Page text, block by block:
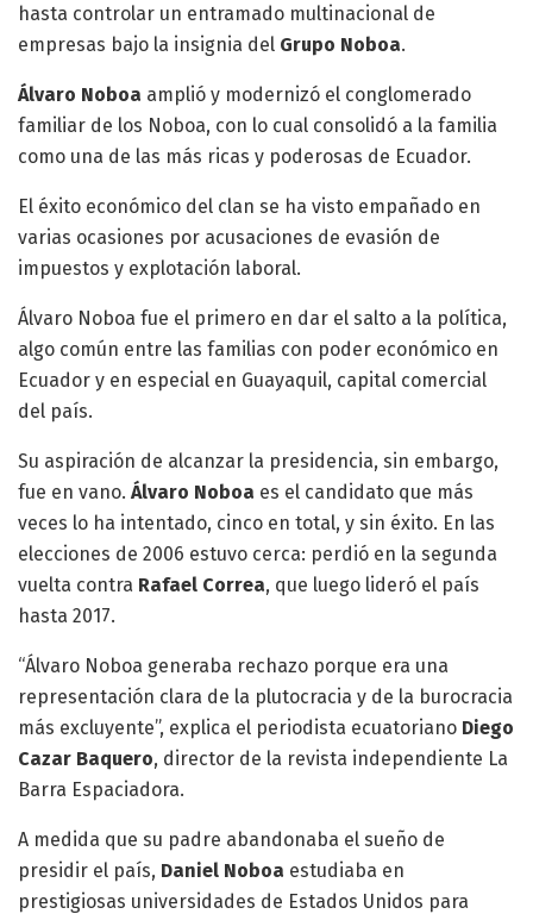
hasta controlar un entramado multinacional de
empresas bajo la insignia del Grupo Noboa.
Álvaro Noboa amplió y modernizó el conglomerado
familiar de los Noboa, con lo cual consolidó a la familia
como una de las más ricas y poderosas de Ecuador.
El éxito económico del clan se ha visto empañado en
varias ocasiones por acusaciones de evasión de
impuestos y explotación laboral.
Álvaro Noboa fue el primero en dar el salto a la política,
algo común entre las familias con poder económico en
Ecuador y en especial en Guayaquil, capital comercial
del país.
Su aspiración de alcanzar la presidencia, sin embargo,
fue en vano. Álvaro Noboa es el candidato que más
veces lo ha intentado, cinco en total, y sin éxito. En las
elecciones de 2006 estuvo cerca: perdió en la segunda
vuelta contra Rafael Correa, que luego lideró el país
hasta 2017.
“Álvaro Noboa generaba rechazo porque era una
representación clara de la plutocracia y de la burocracia
más excluyente”, explica el periodista ecuatoriano Diego
Cazar Baquero, director de la revista independiente La
Barra Espaciadora.
A medida que su padre abandonaba el sueño de
presidir el país, Daniel Noboa estudiaba en
prestigiosas universidades de Estados Unidos para